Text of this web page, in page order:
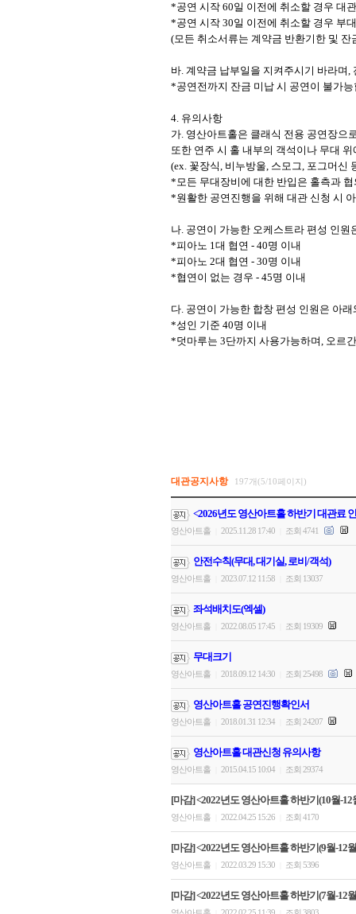
*공연 시작 60일 이전에 취소할 경우 대
*공연 시작 30일 이전에 취소할 경우 부
(모든 취소서류는 계약금 반환기한 및
바. 계약금 납부일을 지켜주시기 바라며,
*공연전까지 잔금 미납 시 공연이 불가
4. 유의사항
가. 영산아트홀은 클래식 전용 공연장으
또한 연주 시 홀 내부의 객석이나 무대
(ex. 꽃장식, 비누방울, 스모그, 포그머신
*모든 무대장비에 대한 반입은 홀측과
*원활한 공연진행을 위해 대관 신청 시
나. 공연이 가능한 오케스트라 편성 인원
*피아노 1대 협연 - 40명 이내
*피아노 2대 협연 - 30명 이내
*협연이 없는 경우 - 45명 이내
다. 공연이 가능한 합창 편성 인원은 아래
*성인 기준 40명 이내
*덧마루는 3단까지 사용가능하며, 오르
대관공지사항 197개(5/10페이지)
<2026년도 영산아트홀 하반기 대관료
영산아트홀 2025.11.28 17:40 조회 4741
안전수칙(무대, 대기실, 로비/객석)
영산아트홀 2023.07.12 11:58 조회 13037
좌석배치도(엑셀)
영산아트홀 2022.08.05 17:45 조회 19309
무대크기
영산아트홀 2018.09.12 14:30 조회 25498
영산아트홀 공연진행확인서
영산아트홀 2018.01.31 12:34 조회 24207
영산아트홀 대관신청 유의사항
영산아트홀 2015.04.15 10:04 조회 29374
[마감] <2022년도 영산아트홀 하반기(10월-12
영산아트홀 2022.04.25 15:26 조회 4170
[마감] <2022년도 영산아트홀 하반기(9월-12
영산아트홀 2022.03.29 15:30 조회 5396
[마감] <2022년도 영산아트홀 하반기(7월-12